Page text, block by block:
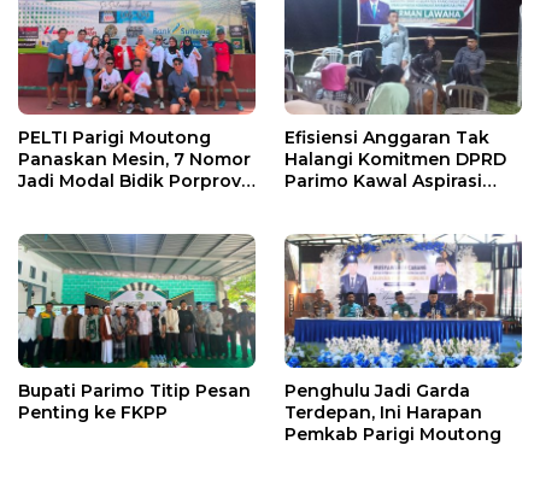
PELTI Parigi Moutong
Panaskan Mesin, 7 Nomor
Jadi Modal Bidik Porprov
Efisiensi Anggaran Tak
Halangi Komitmen DPRD
Parimo Kawal Aspirasi
Bupati Parimo Titip Pesan
Penting ke FKPP
Penghulu Jadi Garda
Terdepan, Ini Harapan
Pemkab Parigi Moutong